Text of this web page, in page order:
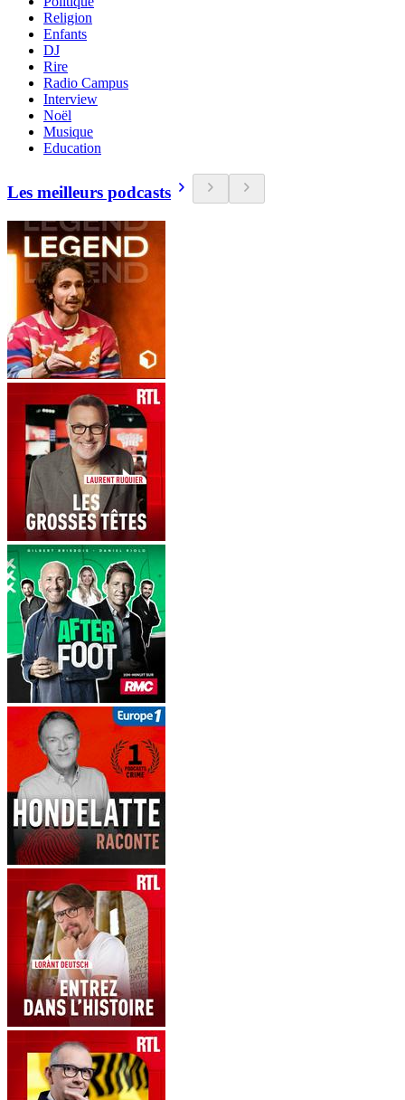
Religion
Enfants
DJ
Rire
Radio Campus
Interview
Noël
Musique
Education
Les meilleurs podcasts